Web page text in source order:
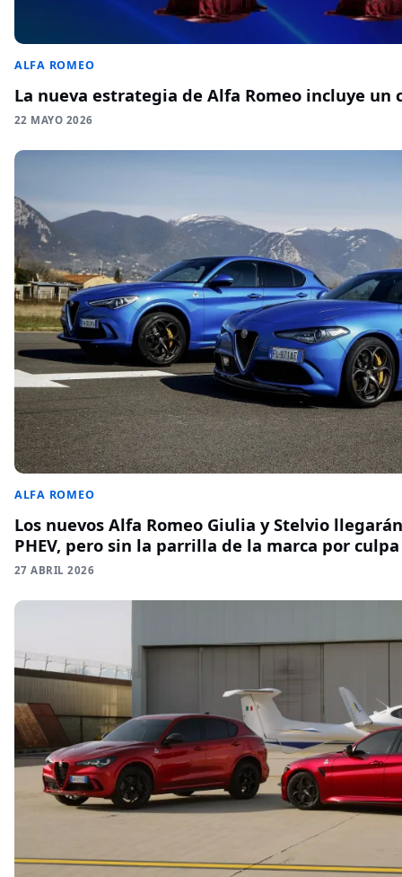
ALFA ROMEO
La nueva estrategia de Alfa Romeo incluye un
22 MAYO 2026
ALFA ROMEO
Los nuevos Alfa Romeo Giulia y Stelvio
PHEV, pero sin la parrilla de la marca por culpa
27 ABRIL 2026